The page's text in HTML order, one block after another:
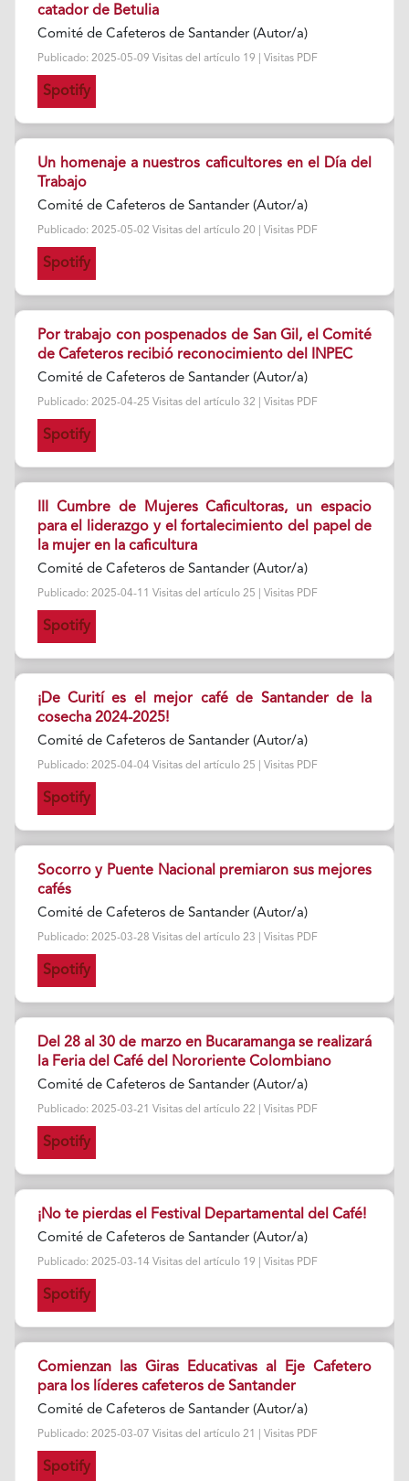
catador de Betulia
Comité de Cafeteros de Santander (Autor/a)
Publicado: 2025-05-09 Visitas del artículo 19 | Visitas PDF
Spotify
Un homenaje a nuestros caficultores en el Día del
Trabajo
Comité de Cafeteros de Santander (Autor/a)
Publicado: 2025-05-02 Visitas del artículo 20 | Visitas PDF
Spotify
Por trabajo con pospenados de San Gil, el Comité
de Cafeteros recibió reconocimiento del INPEC
Comité de Cafeteros de Santander (Autor/a)
Publicado: 2025-04-25 Visitas del artículo 32 | Visitas PDF
Spotify
III Cumbre de Mujeres Caficultoras, un espacio
para el liderazgo y el fortalecimiento del papel de
la mujer en la caficultura
Comité de Cafeteros de Santander (Autor/a)
Publicado: 2025-04-11 Visitas del artículo 25 | Visitas PDF
Spotify
¡De Curití es el mejor café de Santander de la
cosecha 2024-2025!
Comité de Cafeteros de Santander (Autor/a)
Publicado: 2025-04-04 Visitas del artículo 25 | Visitas PDF
Spotify
Socorro y Puente Nacional premiaron sus mejores
cafés
Comité de Cafeteros de Santander (Autor/a)
Publicado: 2025-03-28 Visitas del artículo 23 | Visitas PDF
Spotify
Del 28 al 30 de marzo en Bucaramanga se realizará
la Feria del Café del Nororiente Colombiano
Comité de Cafeteros de Santander (Autor/a)
Publicado: 2025-03-21 Visitas del artículo 22 | Visitas PDF
Spotify
¡No te pierdas el Festival Departamental del Café!
Comité de Cafeteros de Santander (Autor/a)
Publicado: 2025-03-14 Visitas del artículo 19 | Visitas PDF
Spotify
Comienzan las Giras Educativas al Eje Cafetero
para los líderes cafeteros de Santander
Comité de Cafeteros de Santander (Autor/a)
Publicado: 2025-03-07 Visitas del artículo 21 | Visitas PDF
Spotify